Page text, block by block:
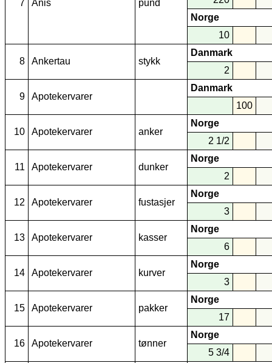
7 Anis pund
Norge
10
8 Ankertau stykk
Danmark
2
9 Apotekervarer
Danmark
100
10 Apotekervarer anker
Norge
2 1/2
11 Apotekervarer dunker
Norge
2
12 Apotekervarer fustasjer
Norge
3
13 Apotekervarer kasser
Norge
6
14 Apotekervarer kurver
Norge
3
15 Apotekervarer pakker
Norge
17
16 Apotekervarer tønner
Norge
5 3/4